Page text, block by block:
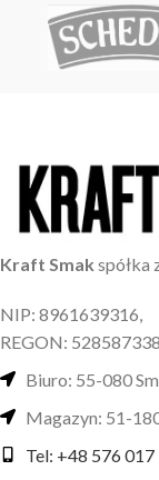
Kraft Smak spółka
NIP: 8961639316,
REGON: 528587338
Biuro: 55-080
Magazyn: 51-
Tel: +48 576 017